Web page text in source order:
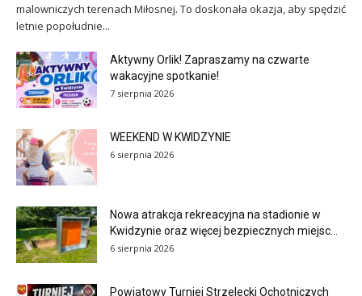
malowniczych terenach Miłosnej. To doskonała okazja, aby spędzić
letnie popołudnie...
Aktywny Orlik! Zapraszamy na czwarte
wakacyjne spotkanie!
7 sierpnia 2026
WEEKEND W KWIDZYNIE
6 sierpnia 2026
Nowa atrakcja rekreacyjna na stadionie w
Kwidzynie oraz więcej bezpiecznych miejsc...
6 sierpnia 2026
Powiatowy Turniej Strzelecki Ochotniczych